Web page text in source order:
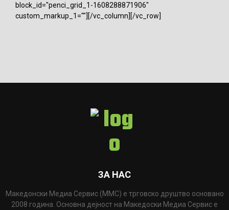
block_id="penci_grid_1-1608288871906"
custom_markup_1=""][/vc_column][/vc_row]
ЗА НАС
Македонски Медиа Сервис (ММС) е трговско друштво основано
2008 година. Основна дејност на Македоски Медиа Сервис е